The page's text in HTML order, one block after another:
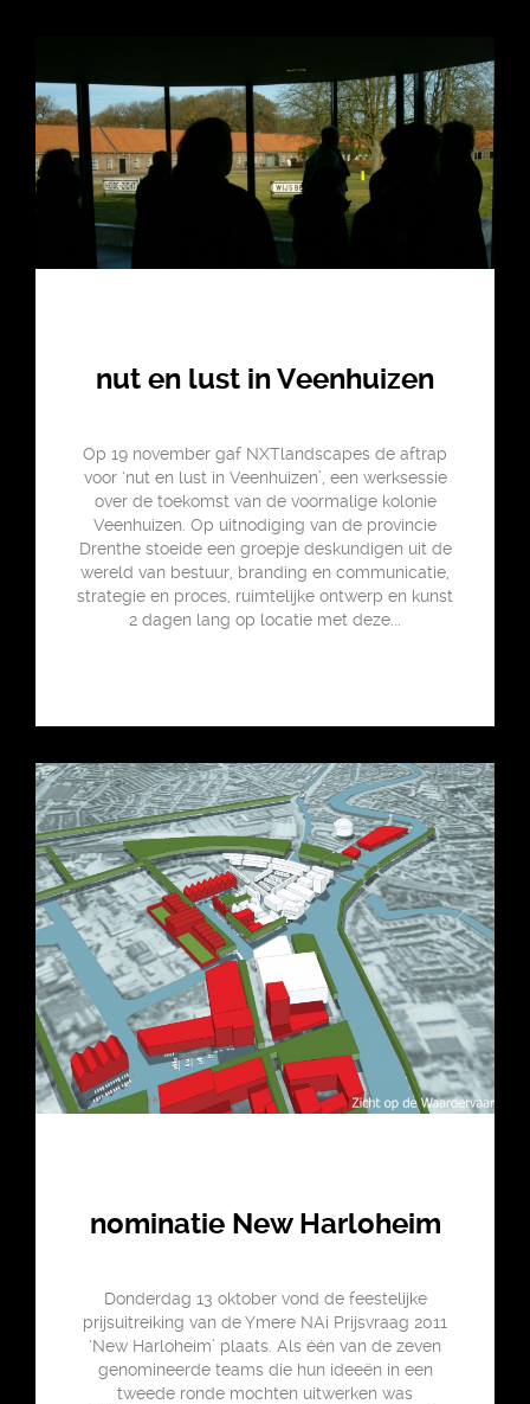
nut en lust in Veenhuizen
Op 19 november gaf NXTlandscapes de aftrap
voor ‘nut en lust in Veenhuizen’, een werksessie
over de toekomst van de voormalige kolonie
Veenhuizen. Op uitnodiging van de provincie
Drenthe stoeide een groepje deskundigen uit de
wereld van bestuur, branding en communicatie,
strategie en proces, ruimtelijke ontwerp en kunst
2 dagen lang op locatie met deze...
nominatie New Harloheim
Donderdag 13 oktober vond de feestelijke
prijsuitreiking van de Ymere NAi Prijsvraag 2011
‘New Harloheim’ plaats. Als één van de zeven
genomineerde teams die hun ideeën in een
tweede ronde mochten uitwerken was